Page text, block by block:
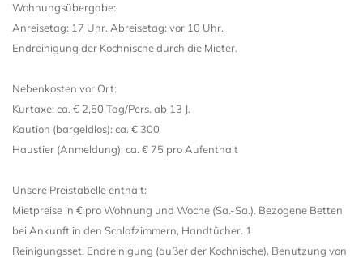
Wohnungsübergabe:
Anreisetag: 17 Uhr. Abreisetag: vor 10 Uhr.
Endreinigung der Kochnische durch die Mieter.
Nebenkosten vor Ort:
Kurtaxe: ca. € 2,50 Tag/Pers. ab 13 J.
Kaution (bargeldlos): ca. € 300
Haustier (Anmeldung): ca. € 75 pro Aufenthalt
Unsere Preistabelle enthält:
Mietpreise in € pro Wohnung und Woche (Sa.-Sa.). Bezogene Betten
bei Ankunft in den Schlafzimmern, Handtücher. 1
Reinigungsset. Endreinigung (außer der Kochnische). Benutzung von